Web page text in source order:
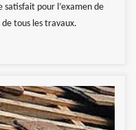
satisfait pour l’examen de
tous les travaux.